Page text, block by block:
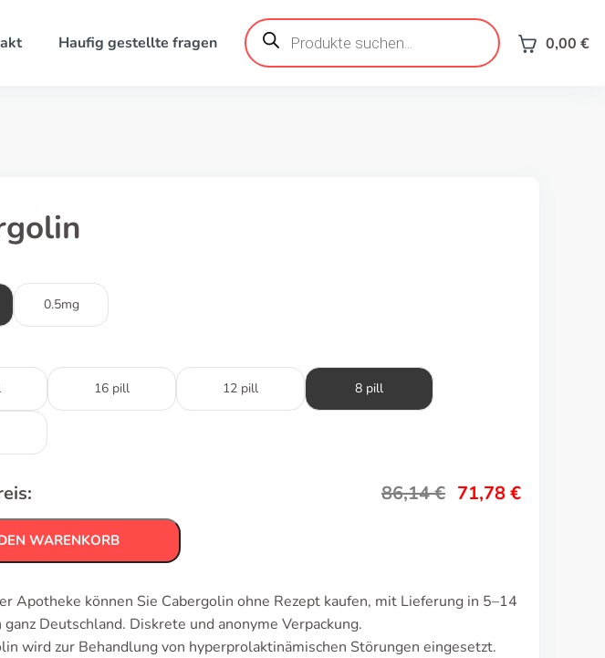
Haufig gestellte fragen
Products
search 0,00 €
0.5mg
16 pill 12 pill 8 pill
86,14€ 71,78€
WARENKORB
Apotheke können Sie Cabergolin ohne Rezept kaufen, mit Lieferung in 5–14
ganz Deutschland. Diskrete und anonyme Verpackung.
wird zur Behandlung von hyperprolaktinämischen Störungen eingesetzt.